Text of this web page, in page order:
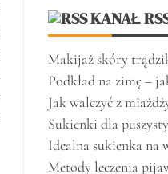
KANAŁ
Makijaż skóry
Podkład na zimę –
Jak walczyć z
Sukienki dla
Idealna sukienka na
Metody leczenia